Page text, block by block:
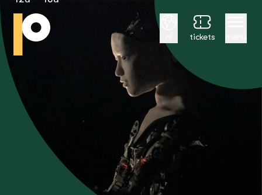
Nederlands
tickets